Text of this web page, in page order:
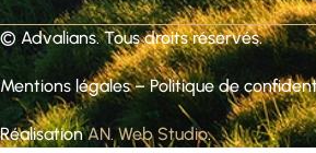
© Advalians. Tous droits réservés.
Mentions légales–Politique de
RéalisationAN. Web Studio.